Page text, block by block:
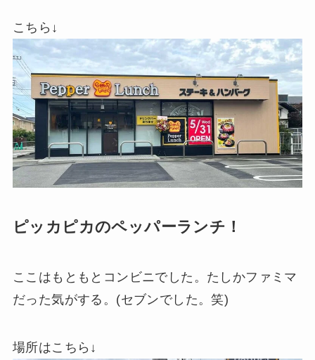
こちら↓
ピッカピカのペッパーランチ！
ここはもともとコンビニでした。たしかファミマ
だった気がする。(セブンでした。笑)
場所はこちら↓